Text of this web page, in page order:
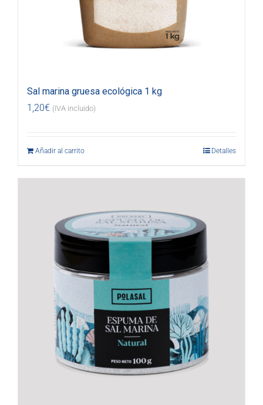
Sal marina gruesa ecológica 1 kg
1,20€ (IVA incluido)
Añadir al carrito Detalles